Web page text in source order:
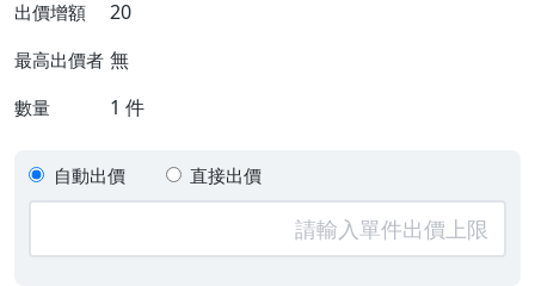
出價增額 20
最高出價者 無
數量 1 件
自動出價 直接出價